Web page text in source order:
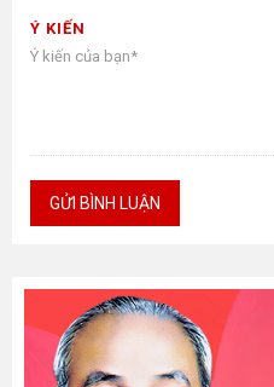
Ý KIẾN
GỬI BÌNH LUẬN